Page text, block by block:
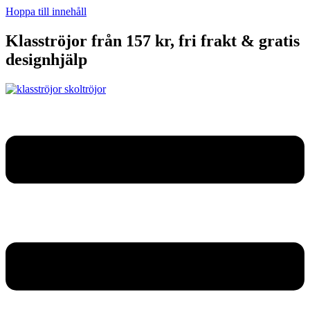
Hoppa till innehåll
Klasströjor från 157 kr, fri frakt & gratis
designhjälp